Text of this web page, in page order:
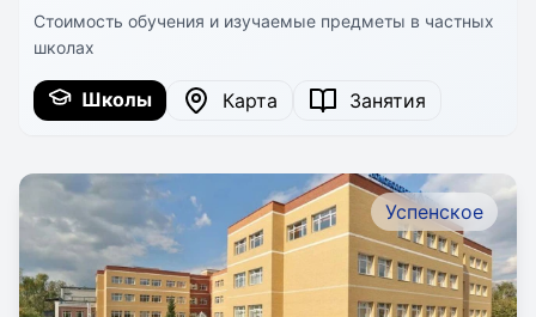
Стоимость обучения и изучаемые предметы в частных
школах
Школы Карта Занятия
Успенское